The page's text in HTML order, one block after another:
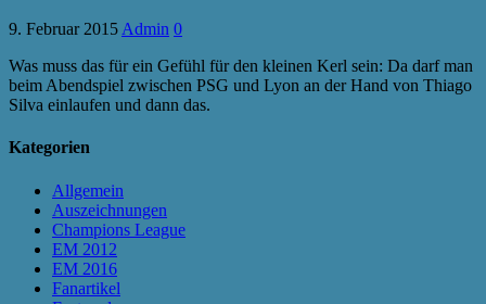
9. Februar 2015 Admin 0
Was muss das für ein Gefühl für den kleinen Kerl sein: Da darf man
beim Abendspiel zwischen PSG und Lyon an der Hand von Thiago
Silva einlaufen und dann das.
Kategorien
Allgemein
Auszeichnungen
Champions League
EM 2012
EM 2016
Fanartikel